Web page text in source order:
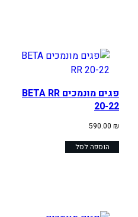
פגים מונמכים BETA RR
20-22
590.00 ₪
הוספה לסל